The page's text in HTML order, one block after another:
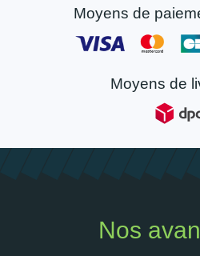
Moyens de
Moyens de
Nos